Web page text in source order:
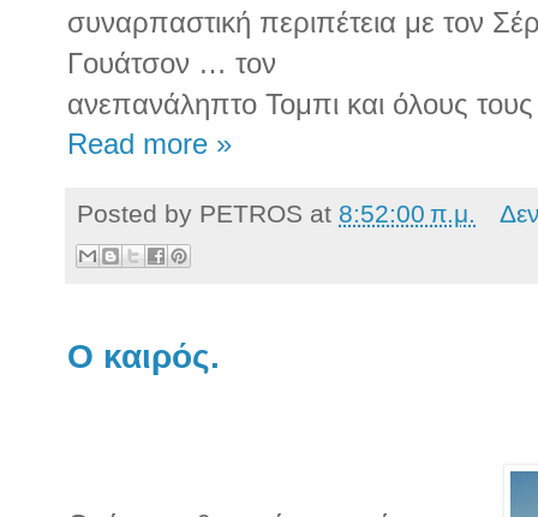
συναρπαστική περιπέτεια με τον
Γουάτσον … τον
ανεπανάληπτο Τομπι και όλους
Read more »
Posted by PETROS at 8:52:00 π.μ.
Ο καιρός.